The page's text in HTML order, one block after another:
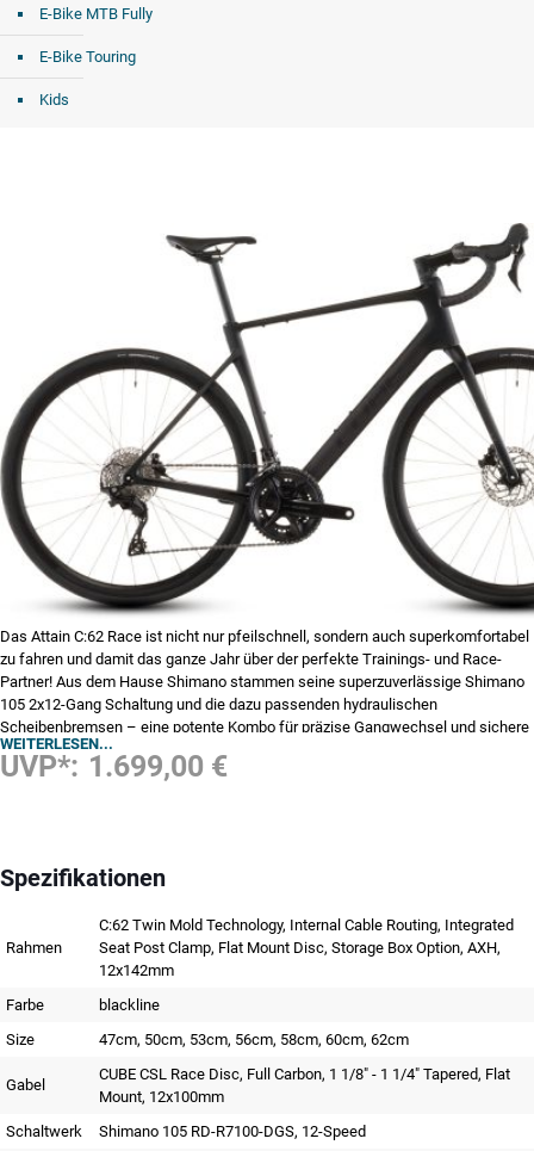
E-Bike MTB Fully
E-Bike Touring
Kids
Das Attain C:62 Race ist nicht nur pfeilschnell, sondern auch superkomfortabel
zu fahren und damit das ganze Jahr über der perfekte Trainings- und Race-
Partner! Aus dem Hause Shimano stammen seine superzuverlässige Shimano
105 2x12-Gang Schaltung und die dazu passenden hydraulischen
Scheibenbremsen – eine potente Kombo für präzise Gangwechsel und sichere
Bremsmanöver. Continental Grand Prix 30 mm Reifen bringen einwandfreien
Grip und erstklassigen Fahrkomfort mit. Dass das Cockpit komplett integriert
WEITERLESEN...
UVP*: 1.699,00 €
Spezifikationen
Rahmen
C:62 Twin Mold Technology, Internal Cable Routing, Integrated
Seat Post Clamp, Flat Mount Disc, Storage Box Option, AXH,
12x142mm
Farbe
blackline
Size
47cm, 50cm, 53cm, 56cm, 58cm, 60cm, 62cm
Gabel
CUBE CSL Race Disc, Full Carbon, 1 1/8" - 1 1/4" Tapered, Flat
Mount, 12x100mm
Schaltwerk
Shimano 105 RD-R7100-DGS, 12-Speed